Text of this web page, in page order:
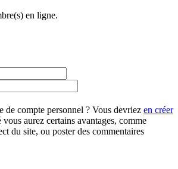
en ligne.
de compte personnel ? Vous devriez en créer
aurez certains avantages, comme
du site, ou poster des commentaires